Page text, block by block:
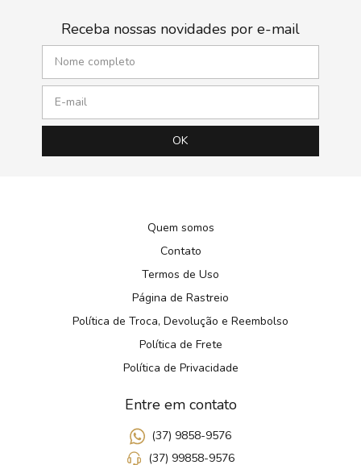
Receba nossas novidades por e-mail
Quem somos
Contato
Termos de Uso
Página de Rastreio
Política de Troca, Devolução e Reembolso
Política de Frete
Política de Privacidade
Entre em contato
(37) 9858-9576
(37) 99858-9576